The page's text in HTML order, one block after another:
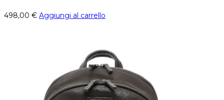
498,00 € Aggiungi al carrello